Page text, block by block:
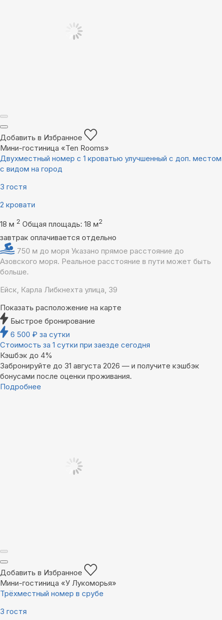
Добавить в Избранное
Мини-гостиница «Ten Rooms»
Двухместный номер с 1 кроватью улучшенный с доп. местом
с видом на город
3 гостя
2 кровати
18 м 2 Общая площадь: 18 м2
завтрак оплачивается отдельно
750 м до моря Указано прямое расстояние до
Азовского моря. Реальное расстояние в пути может быть
больше.
Ейск, Карла Либкнехта улица, 39
Показать расположение на карте
Быстрое бронирование
6 500 ₽ за сутки
Стоимость за 1 сутки при заезде сегодня
Кэшбэк до 4%
Забронируйте до 31 августа 2026 — и получите кэшбэк
бонусами после оценки проживания.
Подробнее
Добавить в Избранное
Мини-гостиница «У Лукоморья»
Трёхместный номер в срубе
3 гостя